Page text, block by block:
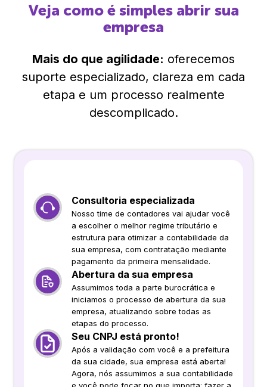
Veja como é simples abrir sua
empresa
Mais do que agilidade: oferecemos
suporte especializado, clareza em cada
etapa e um processo realmente
descomplicado.
Consultoria especializada
Nosso time de contadores vai ajudar você
a escolher o melhor regime tributário e
estrutura para otimizar a contabilidade da
sua empresa, com contratação mediante
pagamento da primeira mensalidade.
Abertura da sua empresa
Assumimos toda a parte burocrática e
iniciamos o processo de abertura da sua
empresa, atualizando sobre todas as
etapas do processo.
Seu CNPJ está pronto!
Após a validação com você e a prefeitura
da sua cidade, sua empresa está aberta!
Agora, nós assumimos a sua contabilidade
e você pode focar no que importa: fazer a